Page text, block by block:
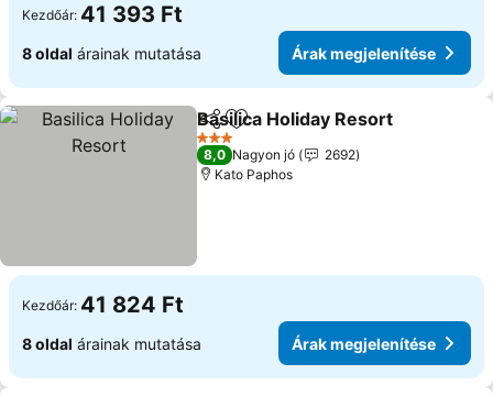
Kezdőár: 41 393 Ft
8 oldal árainak mutatása Árak megjelenítése
Megosztás
Hozzáadás a kedvencekhez
Basilica Holiday Resort
3 Kategória
8,0 Nagyon jó
2692
Kato Paphos
Kezdőár: 41 824 Ft
8 oldal árainak mutatása Árak megjelenítése